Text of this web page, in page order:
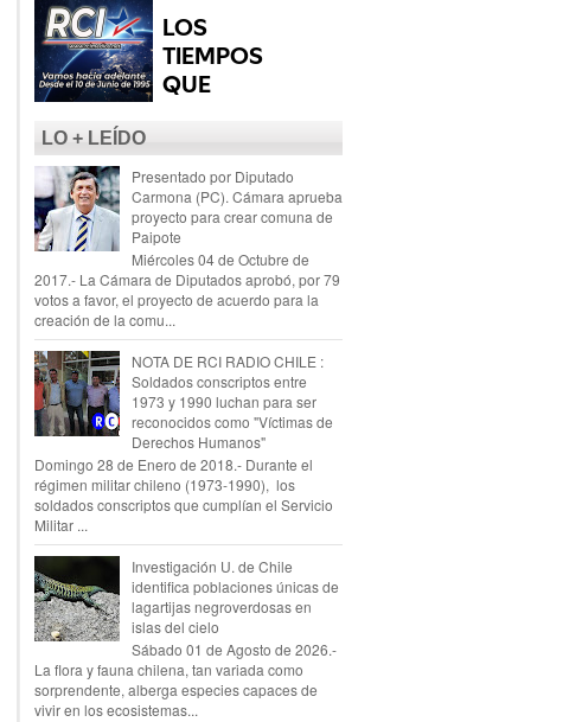
LO + LEÍDO
Presentado por Diputado
Carmona (PC). Cámara aprueba
proyecto para crear comuna de
Paipote
Miércoles 04 de Octubre de
2017.- La Cámara de Diputados aprobó, por 79
votos a favor, el proyecto de acuerdo para la
creación de la comu...
NOTA DE RCI RADIO CHILE :
Soldados conscriptos entre
1973 y 1990 luchan para ser
reconocidos como "Víctimas de
Derechos Humanos"
Domingo 28 de Enero de 2018.- Durante el
régimen militar chileno (1973-1990), los
soldados conscriptos que cumplían el Servicio
Militar ...
Investigación U. de Chile
identifica poblaciones únicas de
lagartijas negroverdosas en
islas del cielo
Sábado 01 de Agosto de 2026.-
La flora y fauna chilena, tan variada como
sorprendente, alberga especies capaces de
vivir en los ecosistemas...